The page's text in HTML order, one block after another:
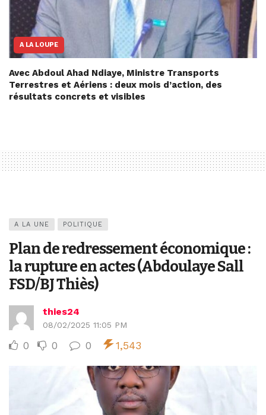
A LA LOUPE
Avec Abdoul Ahad Ndiaye, Ministre Transports
Terrestres et Aériens : deux mois d’action, des
résultats concrets et visibles
A LA UNE POLITIQUE
Plan de redressement économique :
la rupture en actes (Abdoulaye Sall
FSD/BJ Thiès)
thies24
08/02/2025 11:05 PM
0 0 0 1,543